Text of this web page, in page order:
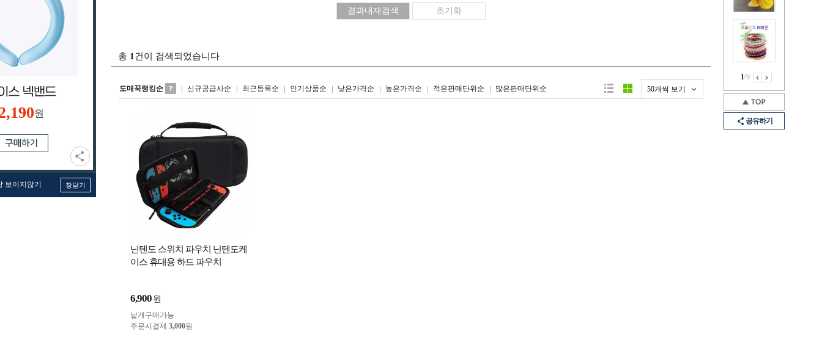
원
보이지않기 창닫기
1/9
공유하기
총 1 건이 검색되었습니다
도매꾹랭킹순 신규공급사순 최근등록순 인기상품순 낮은가격순 높은가격순 적은판매단위순 많은판매단위순 50개씩 보기
리스트형갤러리형
닌텐도 스위치 파우치 닌텐도케
이스 휴대용 하드 파우치
6,900 원
낱개구매가능
주문시결제 3,000원